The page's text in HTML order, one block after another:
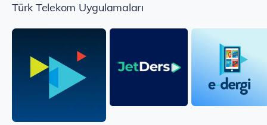
Türk Telekom Uygulamaları